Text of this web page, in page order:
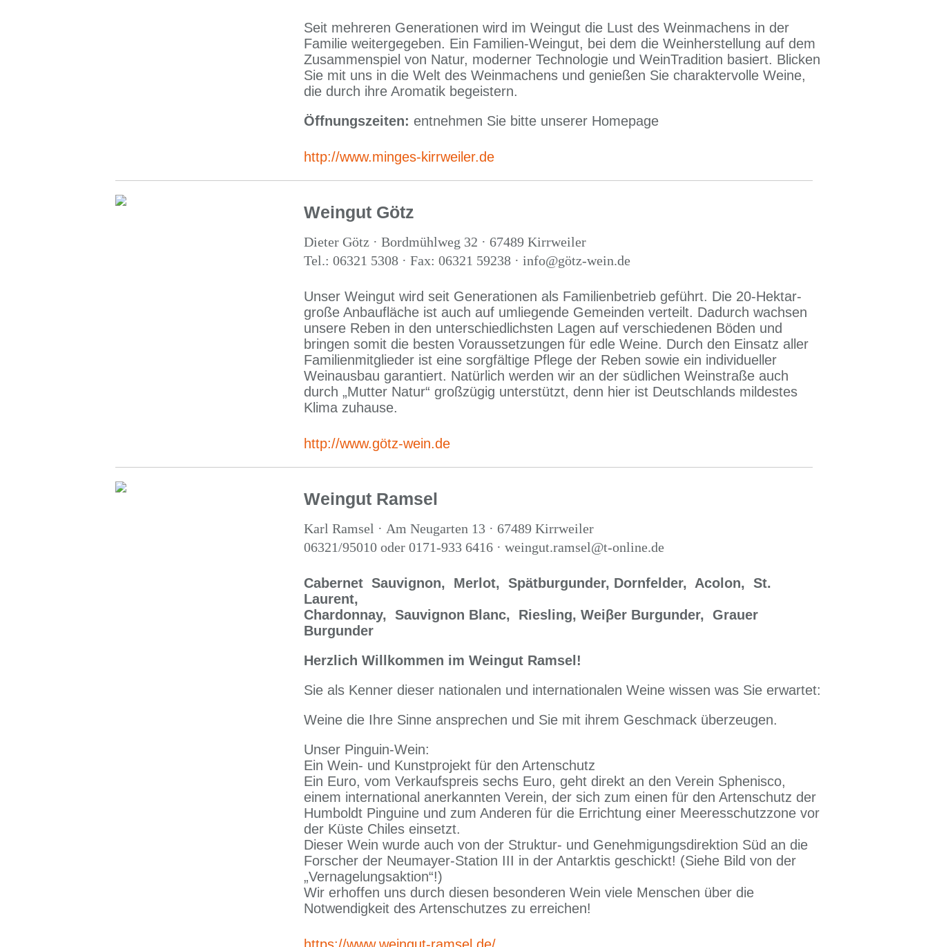
Seit mehreren Generationen wird im Weingut die Lust des Weinmachens in der
Familie weitergegeben. Ein Familien-Weingut, bei dem die Weinherstellung auf dem
Zusammenspiel von Natur, moderner Technologie und WeinTradition basiert. Blicken
Sie mit uns in die Welt des Weinmachens und genießen Sie charaktervolle Weine,
die durch ihre Aromatik begeistern.
Öffnungszeiten: entnehmen Sie bitte unserer Homepage
http://www.minges-kirrweiler.de
Weingut Götz
Dieter Götz · Bordmühlweg 32 · 67489 Kirrweiler
Tel.: 06321 5308 · Fax: 06321 59238 · info@götz-wein.de
Unser Weingut wird seit Generationen als Familienbetrieb geführt. Die 20-Hektar-
große Anbaufläche ist auch auf umliegende Gemeinden verteilt. Dadurch wachsen
unsere Reben in den unterschiedlichsten Lagen auf verschiedenen Böden und
bringen somit die besten Voraussetzungen für edle Weine. Durch den Einsatz aller
Familienmitglieder ist eine sorgfältige Pflege der Reben sowie ein individueller
Weinausbau garantiert. Natürlich werden wir an der südlichen Weinstraße auch
durch „Mutter Natur“ großzügig unterstützt, denn hier ist Deutschlands mildestes
Klima zuhause.
http://www.götz-wein.de
Weingut Ramsel
Karl Ramsel · Am Neugarten 13 · 67489 Kirrweiler
06321/95010 oder 0171-933 6416 · weingut.ramsel@t-online.de
Cabernet Sauvignon, Merlot, Spätburgunder, Dornfelder, Acolon, St.
Laurent,
Chardonnay, Sauvignon Blanc, Riesling, Weiβer Burgunder,
Grauer
Burgunder
Herzlich Willkommen im Weingut Ramsel!
Sie als Kenner dieser nationalen und internationalen Weine wissen was Sie erwartet:
Weine die Ihre Sinne ansprechen und Sie mit ihrem Geschmack überzeugen.
Unser Pinguin-Wein:
Ein Wein- und Kunstprojekt für den Artenschutz
Ein Euro, vom Verkaufspreis sechs Euro, geht direkt an den Verein Sphenisco,
einem international anerkannten Verein, der sich zum einen für den Artenschutz der
Humboldt Pinguine und zum Anderen für die Errichtung einer Meeresschutzzone vor
der Küste Chiles einsetzt.
Dieser Wein wurde auch von der Struktur- und Genehmigungsdirektion Süd an die
Forscher der Neumayer-Station III in der Antarktis geschickt! (Siehe Bild von der
„Vernagelungsaktion“!)
Wir erhoffen uns durch diesen besonderen Wein viele Menschen über die
Notwendigkeit des Artenschutzes zu erreichen!